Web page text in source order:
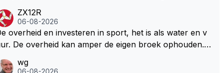
Veel gezelliger
ZX12R
06-08-2026
overheid en investeren in sport, het is als water en v
De overheid kan amper de eigen broek ophouden.
het best vergelijken met de sheriff van Nottinghem
wg
06-08-2026